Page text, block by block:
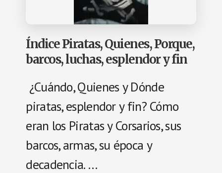
Índice Piratas, Quienes, Porque,
barcos, luchas, esplendor y fin
¿Cuándo, Quienes y Dónde
piratas, esplendor y fin? Cómo
eran los Piratas y Corsarios, sus
barcos, armas, su época y
decadencia. …